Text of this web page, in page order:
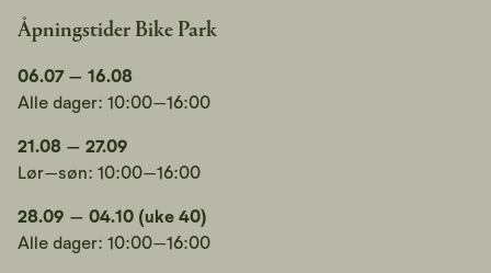
Åpningstider Bike Park
06.07 – 16.08
Alle dager: 10:00–16:00
21.08 – 27.09
Lør–søn: 10:00–16:00
28.09 – 04.10 (uke 40)
Alle dager: 10:00–16:00